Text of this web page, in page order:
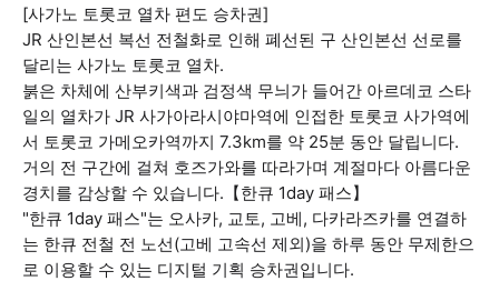
[사가노 토롯코 열차 편도 승차권]
JR 산인본선 복선 전철화로 인해 폐선된 구 산인본선 선로를
달리는 사가노 토롯코 열차.
붉은 차체에 산부키색과 검정색 무늬가 들어간 아르데코 스타
일의 열차가 JR 사가아라시야마역에 인접한 토롯코 사가역에
서 토롯코 가메오카역까지 7.3km를 약 25분 동안 달립니다.
거의 전 구간에 걸쳐 호즈가와를 따라가며 계절마다 아름다운
경치를 감상할 수 있습니다.【한큐 1day 패스】
"한큐 1day 패스"는 오사카, 교토, 고베, 다카라즈카를 연결하
는 한큐 전철 전 노선(고베 고속선 제외)을 하루 동안 무제한으
로 이용할 수 있는 디지털 기획 승차권입니다.